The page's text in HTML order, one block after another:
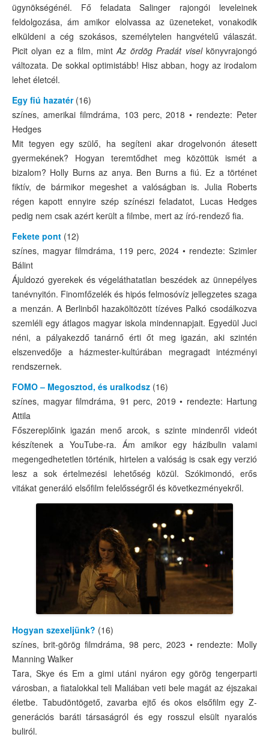
ügynökségénél. Fő feladata Salinger rajongói leveleinek
feldolgozása, ám amikor elolvassa az üzeneteket, vonakodik
elküldeni a cég szokásos, személytelen hangvételű válaszát.
Picit olyan ez a film, mintAz ördög Pradát viselkönyvrajongó
változata. De sokkal optimistább! Hisz abban, hogy az irodalom
lehet életcél.
Egy fiú hazatér (16)
színes, amerikai filmdráma, 103 perc, 2018 • rendezte: Peter
Hedges
Mit tegyen egy szülő, ha segíteni akar drogelvonón átesett
gyermekének? Hogyan teremtődhet meg közöttük ismét a
bizalom? Holly Burns az anya. Ben Burns a fiú. Ez a történet
fiktív, de bármikor megeshet a valóságban is. Julia Roberts
régen kapott ennyire szép színészi feladatot, Lucas Hedges
pedig nem csak azért került a filmbe, mert az író-rendező fia.
Fekete pont (12)
színes, magyar filmdráma, 119 perc, 2024 • rendezte: Szimler
Bálint
Ájuldozó gyerekek és végeláthatatlan beszédek az ünnepélyes
tanévnyitón. Finomfőzelék és hipós felmosóvíz jellegzetes szaga
a menzán. A Berlinből hazaköltözött tízéves Palkó csodálkozva
szemléli egy átlagos magyar iskola mindennapjait. Egyedül Juci
néni, a pályakezdő tanárnő érti őt meg igazán, aki szintén
elszenvedője a házmester-kultúrában megragadt intézményi
rendszernek.
FOMO – Megosztod, és uralkodsz (16)
színes, magyar filmdráma, 91 perc, 2019 • rendezte: Hartung
Attila
Főszereplőink igazán menő arcok, s szinte mindenről videót
készítenek a YouTube-ra. Ám amikor egy házibulin valami
megengedhetetlen történik, hirtelen a valóság is csak egy verzió
lesz a sok értelmezési lehetőség közül. Szókimondó, erős
vitákat generáló elsőfilm felelősségről és következményekről.
Hogyan szexeljünk? (16)
színes, brit-görög filmdráma, 98 perc, 2023 • rendezte: Molly
Manning Walker
Tara, Skye és Em a gimi utáni nyáron egy görög tengerparti
városban, a fiatalokkal teli Maliában veti bele magát az éjszakai
életbe. Tabudöntögető, zavarba ejtő és okos elsőfilm egy Z-
generációs baráti társaságról és egy rosszul elsült nyaralós
buliról.